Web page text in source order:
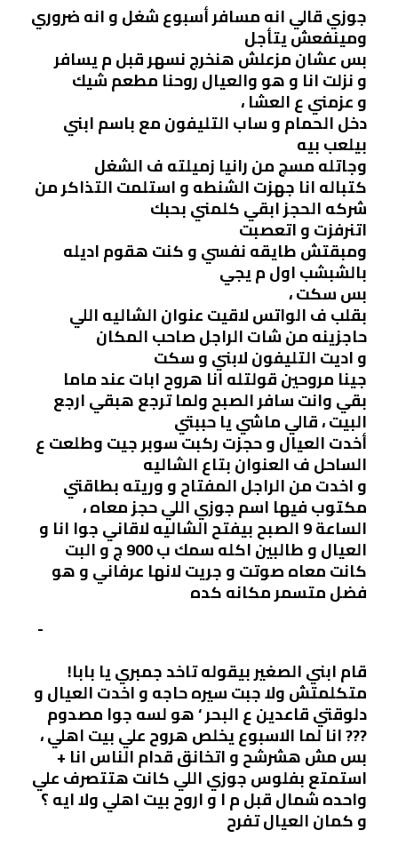
جوزي قالي انه مسافر أسبوع شغل و انه ضروري
ومينفعش يتأجل
بس عشان مزعلش هنخرج نسهر قبل م يسافر
و نزلت انا و هو والعيال روحنا مطعم شيك
و عزمني ع العشا ،
دخل الحمام و ساب التليفون مع باسم ابني
بيلعب بيه
وجاتله مسچ من رانيا زميلته ف الشغل
كتباله انا جهزت الشنطه و استلمت التذاكر من
شركه الحجز ابقي كلمني بحبك
اتنرفزت و اتعصبت
ومبقتش طايقه نفسي و كنت هقوم اديله
بالشبشب اول م يجي
بس سكت ،
بقلب ف الواتس لاقيت عنوان الشاليه اللي
حاجزينه من شات الراجل صاحب المكان
و اديت التليفون لابني و سكت
جينا مروحين قولتله انا هروح ابات عند ماما
بقي وانت سافر الصبح ولما ترجع هبقي ارجع
البيت ، قالي ماشي يا حببتي
أخدت العيال و حجزت ركبت سوبر جيت وطلعت ع
الساحل ف العنوان بتاع الشاليه
و اخدت من الراجل المفتاح و وريته بطاقتي
مكتوب فيها اسم جوزي اللي حجز معاه ،
الساعة 9 الصبح بيفتح الشاليه لاقاني جوا انا و
العيال و طالبين اكله سمك ب 900 ج و البت
كانت معاه صوتت و جريت لانها عرفاني و هو
فضل متسمر مكانه كده
­ ­ ­ ­ ­ ­ ­ ­ ­ ­ ­ ­ ­ ­ ­ ­ ­ ­ ­ ­ ­ ­ ­ ­ ­ ­ ­ ­ ­ ­ ­ ­ ­ ­ ­ ­ ­ ­ ­ ­ ­ ­ ­ ­ ­ ­ ­ ­ ­ ­ ­ ­ ­ ­ ­ ­ ­ ­ ­ ­ ­ ­ ­ ­ ­ ­ ­ ­ ­ ­ ­ ­ ­ ­ ­ ­ ­ ­ ­ ­ ­ ­ ­ ­ ­ ­ ­ ­ ­ ­ ­ ­
قام ابني الصغير بيقوله تاخد جمبري يا بابا!
متكلمتش ولا جبت سيره حاجه و اخدت العيال و
دلوقتي قاعدين ع البحر ‘ هو لسه جوا مصدوم
??? انا لما الاسبوع يخلص هروح علي بيت اهلي ،
بس مش هشرشح و اتخانق قدام الناس انا +
استمتع بفلوس جوزي اللي كانت هتتصرف علي
واحده شمال قبل م ا و اروح بيت اهلي ولا ايه ؟
و كمان العيال تفرح